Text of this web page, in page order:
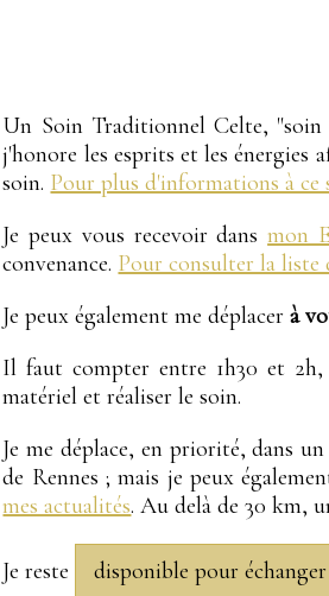
Un Soin Traditionnel Celte, "soin
j'honore les esprits et les énergies
soin. Pour plus d'informations à ce
Je peux vous recevoir dansmon
convenance. Pour consulter la liste
Je peux également me déplacerà
Il faut compter entre 1h30 et
matériel et réaliser le soin.
Je me déplace, en priorité, dans
de Rennes ; mais je peux
mes actualités. Au delà de 30 km,
Je reste disponible pour échanger